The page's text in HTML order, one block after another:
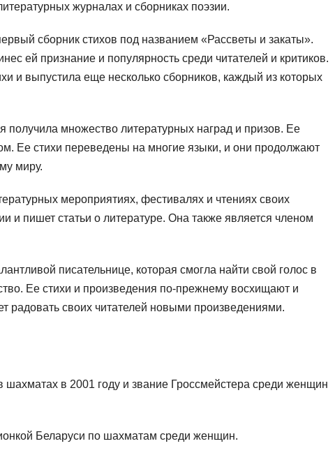
журналах и сборниках поэзии.
сборник стихов под названием «Рассветы и закаты».
ей признание и популярность среди читателей и критиков.
и выпустила еще несколько сборников, каждый из которых
множество литературных наград и призов. Ее
Ее стихи переведены на многие языки, и они продолжают
миру.
мероприятиях, фестивалях и чтениях своих
и пишет статьи о литературе. Она также является членом
писательнице, которая смогла найти свой голос в
Ее стихи и произведения по-прежнему восхищают и
радовать своих читателей новыми произведениями.
в 2001 году и звание Гроссмейстера среди женщин
Беларуси по шахматам среди женщин.